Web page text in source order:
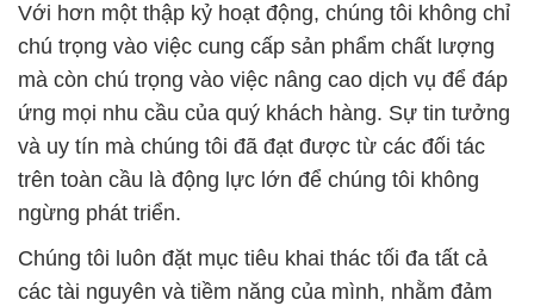
Với hơn một thập kỷ hoạt động, chúng tôi không chỉ
chú trọng vào việc cung cấp sản phẩm chất lượng
mà còn chú trọng vào việc nâng cao dịch vụ để đáp
ứng mọi nhu cầu của quý khách hàng. Sự tin tưởng
và uy tín mà chúng tôi đã đạt được từ các đối tác
trên toàn cầu là động lực lớn để chúng tôi không
ngừng phát triển.
Chúng tôi luôn đặt mục tiêu khai thác tối đa tất cả
các tài nguyên và tiềm năng của mình, nhằm đảm